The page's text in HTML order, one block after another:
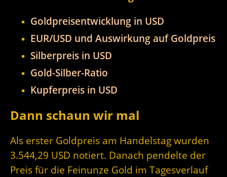
Goldpreisentwicklung in USD
EUR/USD und Auswirkung auf Goldpreis
Silberpreis in USD
Gold-Silber-Ratio
Kupferpreis in USD
Dann schaun wir mal
Als erster Goldpreis am Handelstag wurden
3.544,29 USD notiert. Danach pendelte der
Preis für die Feinunze Gold im Tagesverlauf